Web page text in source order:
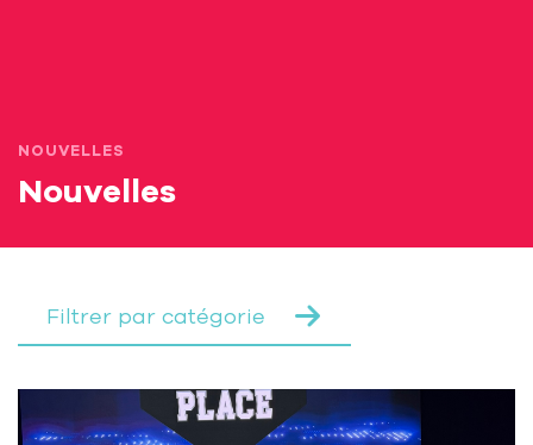
NOUVELLES
Nouvelles
Filtrer par catégorie